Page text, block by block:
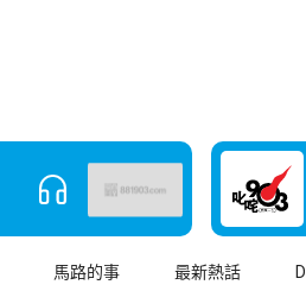
馬路的事 最新熱話